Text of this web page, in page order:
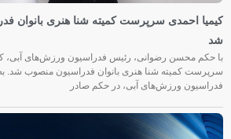
کیمیا احمدی سرپرست کمیته شنا هنری بانوان
شد
با حکم محسن رضوانی، رئیس فدراسیون ورزش‌های آبی،
سرپرست کمیته شنا هنری بانوان فدراسیون منصوب شد.
فدراسیون ورزش‌های آبی، در حکم صادر